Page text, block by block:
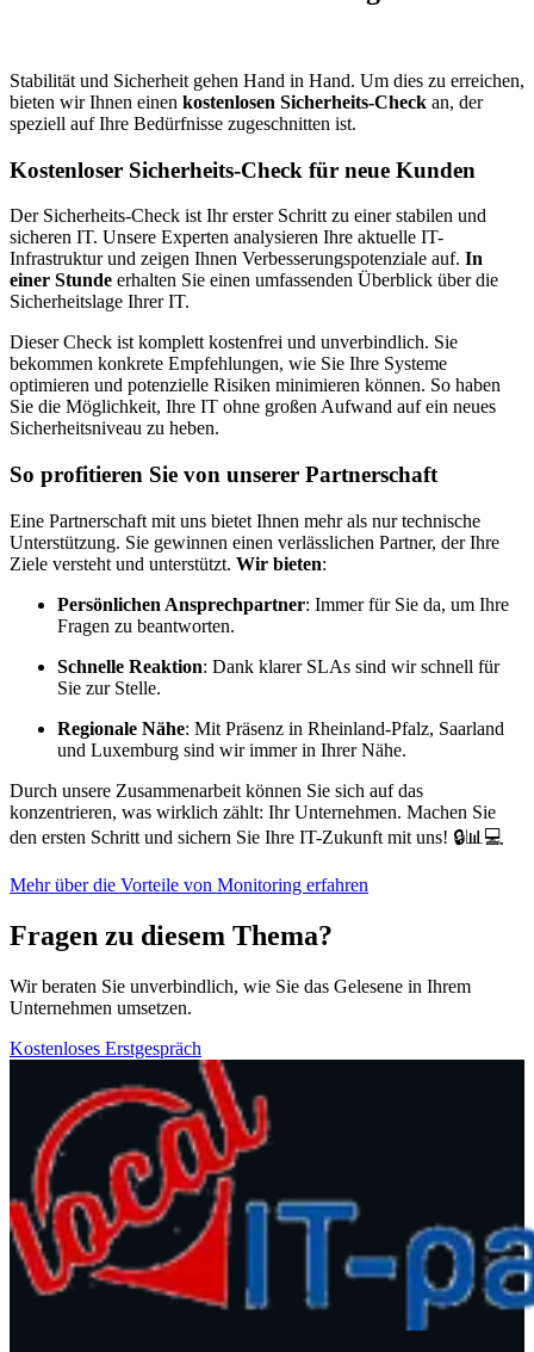
Stabilität und Sicherheit gehen Hand in Hand. Um dies zu erreichen,
bieten wir Ihnen einen kostenlosen Sicherheits-Check an, der
speziell auf Ihre Bedürfnisse zugeschnitten ist.
Kostenloser Sicherheits-Check für neue Kunden
Der Sicherheits-Check ist Ihr erster Schritt zu einer stabilen und
sicheren IT. Unsere Experten analysieren Ihre aktuelle IT-
Infrastruktur und zeigen Ihnen Verbesserungspotenziale auf. In
einer Stunde erhalten Sie einen umfassenden Überblick über die
Sicherheitslage Ihrer IT.
Dieser Check ist komplett kostenfrei und unverbindlich. Sie
bekommen konkrete Empfehlungen, wie Sie Ihre Systeme
optimieren und potenzielle Risiken minimieren können. So haben
Sie die Möglichkeit, Ihre IT ohne großen Aufwand auf ein neues
Sicherheitsniveau zu heben.
So profitieren Sie von unserer Partnerschaft
Eine Partnerschaft mit uns bietet Ihnen mehr als nur technische
Unterstützung. Sie gewinnen einen verlässlichen Partner, der Ihre
Ziele versteht und unterstützt. Wir bieten:
Persönlichen Ansprechpartner: Immer für Sie da, um Ihre
Fragen zu beantworten.
Schnelle Reaktion: Dank klarer SLAs sind wir schnell für
Sie zur Stelle.
Regionale Nähe: Mit Präsenz in Rheinland-Pfalz, Saarland
und Luxemburg sind wir immer in Ihrer Nähe.
Durch unsere Zusammenarbeit können Sie sich auf das
konzentrieren, was wirklich zählt: Ihr Unternehmen. Machen Sie
den ersten Schritt und sichern Sie Ihre IT-Zukunft mit uns! 🔒📊💻
Mehr über die Vorteile von Monitoring erfahren
Fragen zu diesem Thema?
Wir beraten Sie unverbindlich, wie Sie das Gelesene in Ihrem
Unternehmen umsetzen.
Kostenloses Erstgespräch